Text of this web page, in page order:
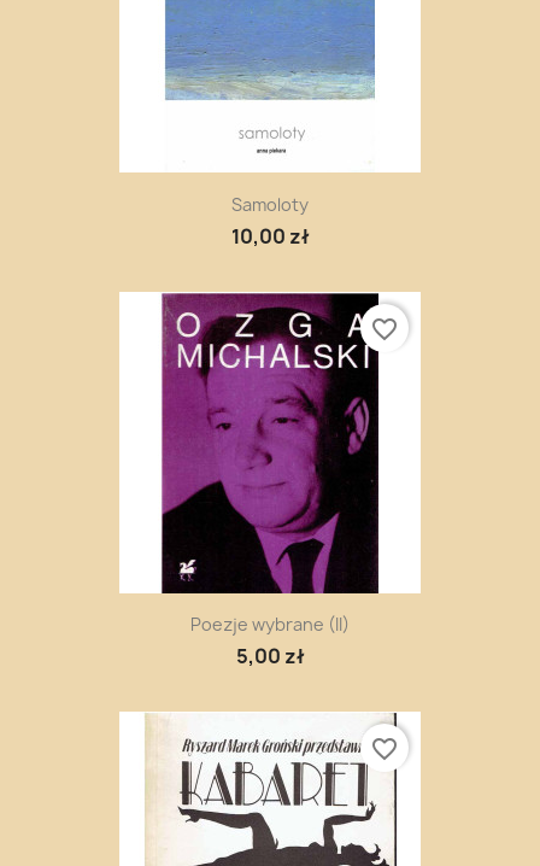
Samoloty
10,00 zł
Poezje wybrane (II)
5,00 zł
favorite_border
favorite_border